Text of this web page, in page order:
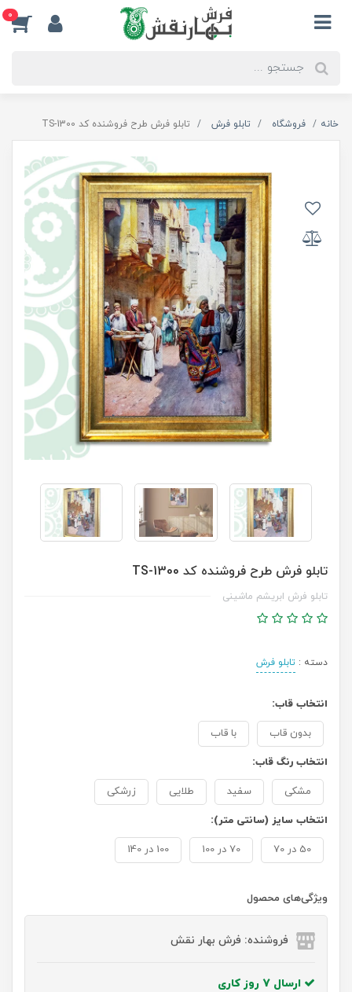
0
خانه فروشگاه تابلو فرش تابلو فرش طرح فروشنده کد TS-1300
تابلو فرش طرح فروشنده کد TS-1300
تابلو فرش ابریشم ماشینی
دسته : تابلو فرش
انتخاب قاب:
بدون قاب با قاب
انتخاب رنگ قاب:
مشکی سفید طلایی زرشکی
انتخاب سایز (سانتی متر):
50 در 70 70 در 100 100 در 140
ویژگی‌های محصول
فروشنده: فرش بهار نقش
ارسال 7 روز کاری